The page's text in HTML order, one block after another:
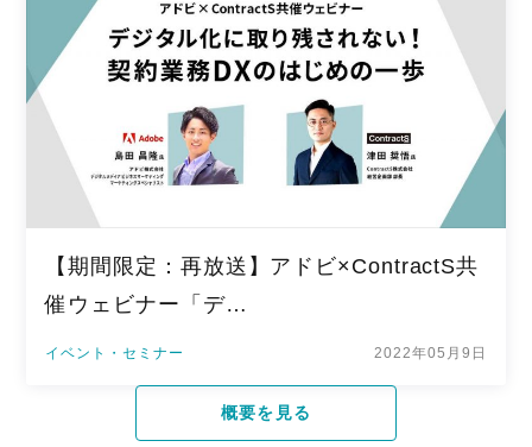
【期間限定：再放送】アドビ×ContractS共
催ウェビナー「デ…
イベント・セミナー 2022年05月9日
概要を見る